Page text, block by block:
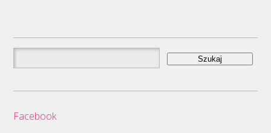
Szukaj:
Facebook